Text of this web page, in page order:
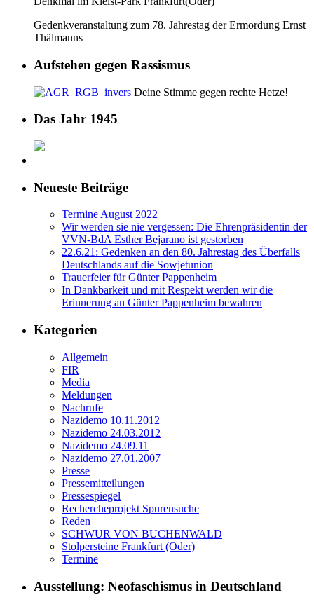
Gedenkveranstaltung zum 78. Jahrestag der Ermordung Ernst
Thälmanns
Aufstehen gegen Rassismus
Deine Stimme gegen rechte Hetze!
Das Jahr 1945
Neueste Beiträge
Termine August 2022
Wir werden sie nie vergessen: Die Ehrenpräsidentin der
VVN-BdA Esther Bejarano ist gestorben
22.6.21: Gedenken an den 80. Jahrestag des Überfalls
Deutschlands auf die Sowjetunion
Trauerfeier für Günter Pappenheim
In Dankbarkeit und mit Respekt werden wir die
Erinnerung an Günter Pappenheim bewahren
Kategorien
Allgemein
FIR
Media
Meldungen
Nachrufe
Nazidemo 10.11.2012
Nazidemo 24.03.2012
Nazidemo 24.09.11
Nazidemo 27.01.2007
Presse
Pressemitteilungen
Pressespiegel
Rechercheprojekt Spurensuche
Reden
SCHWUR VON BUCHENWALD
Stolpersteine Frankfurt (Oder)
Termine
Ausstellung: Neofaschismus in Deutschland